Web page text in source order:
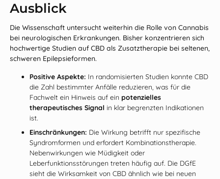
Ausblick
Die Wissenschaft untersucht weiterhin die Rolle von Cannabis
bei neurologischen Erkrankungen. Bisher konzentrieren sich
hochwertige Studien auf CBD als Zusatztherapie bei seltenen,
schweren Epilepsieformen.
Positive Aspekte: In randomisierten Studien konnte CBD
die Zahl bestimmter Anfälle reduzieren, was für die
Fachwelt ein Hinweis auf ein potenzielles
therapeutisches Signal in klar begrenzten Indikationen
ist.
Einschränkungen: Die Wirkung betrifft nur spezifische
Syndromformen und erfordert Kombinationstherapie.
Nebenwirkungen wie Müdigkeit oder
Leberfunktionsstörungen treten häufig auf. Die DGfE
sieht die Wirksamkeit von CBD ähnlich wie bei neuen